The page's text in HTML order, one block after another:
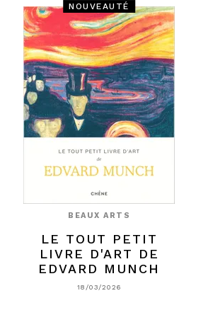
NOUVEAUTÉ
BEAUX ARTS
LE TOUT PETIT
LIVRE D'ART DE
EDVARD MUNCH
18/03/2026